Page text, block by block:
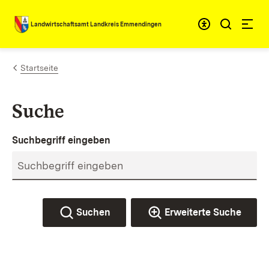
Zum Inhalt springen
Landwirtschaftsamt Landkreis Emmendingen
Startseite
Suche
Suchbegriff eingeben
Suchen Erweiterte Suche